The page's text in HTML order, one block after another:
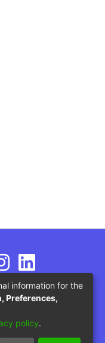
information for the
Preferences,
policy.